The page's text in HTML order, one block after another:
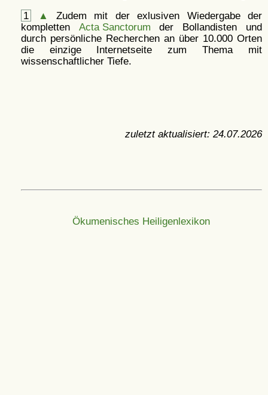
1 ▲
Zudem mit der exlusiven Wiedergabe der
kompletten Acta Sanctorum der Bollandisten und
durch persönliche Recherchen an über 10.000 Orten
die einzige Internetseite zum Thema mit
wissenschaftlicher Tiefe.
zuletzt aktualisiert: 24.07.2026
Ökumenisches Heiligenlexikon